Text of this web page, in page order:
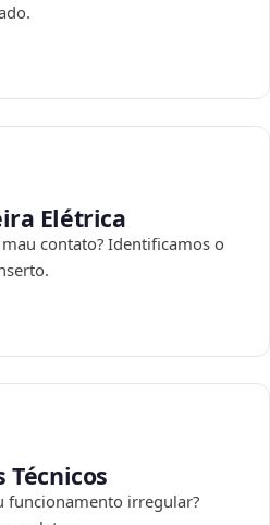
Elétrica
contato? Identificamos o
Técnicos
funcionamento irregular?